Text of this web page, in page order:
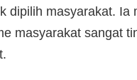
dipilih masyarakat. Ia
masyarakat sangat